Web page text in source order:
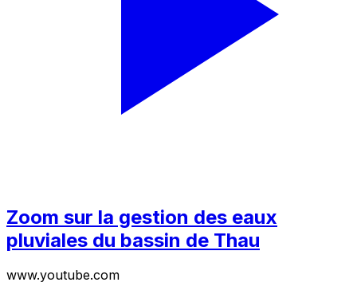
Zoom sur la gestion des eaux
pluviales du bassin de Thau
www.youtube.com